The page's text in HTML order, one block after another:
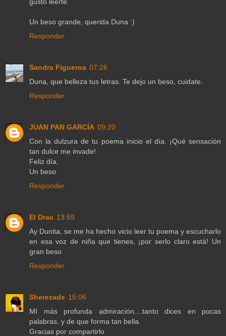
Un beso grande, querida Duna :)
Responder
Sandra Figueroa 07:26
Duna, que belleza tus letras. Te dejo un beso, cuidate.
Responder
JUAN PAN GARCÍA 09:20
Con la dulzura de tu poema inicio el día. ¡Qué sensación
tan dulce me invade!
Feliz día.
Un beso
Responder
El Drac 13:59
Ay Dunita, se me ha hecho vicio leer tu poema y escucharlo
en esa voz de niña que tienes, ¡por serlo claro está! Un
gran beso
Responder
Sherezade 15:06
MI más profunda admiración....tanto dices en pocas
palabras, y de que forma tan bella.
Gracias por compartirlo